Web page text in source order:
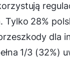
Tylko 28%
dla
1/3 (32%)